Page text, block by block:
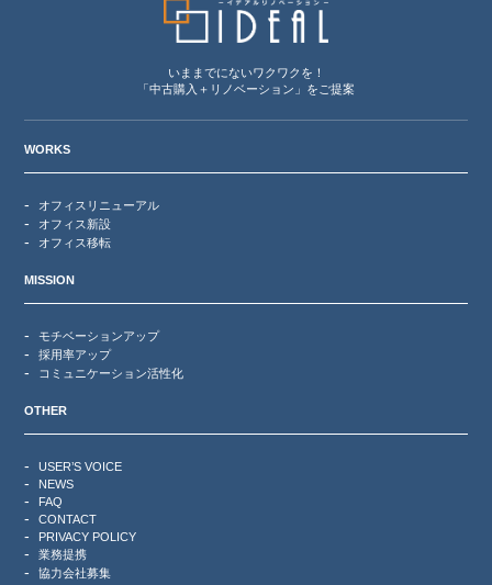
いままでにないワクワクを！
「中古購入＋リノベーション」をご提案
WORKS
オフィスリニューアル
オフィス新設
オフィス移転
MISSION
モチベーションアップ
採用率アップ
コミュニケーション活性化
OTHER
USER’S VOICE
NEWS
FAQ
CONTACT
PRIVACY POLICY
業務提携
協力会社募集